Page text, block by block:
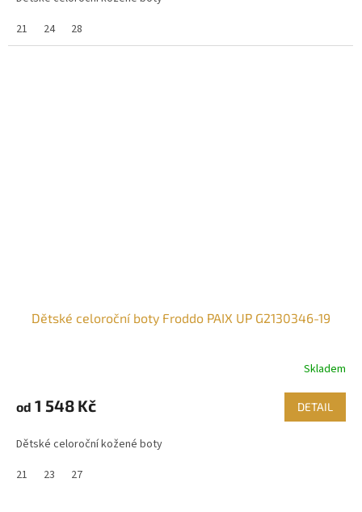
21
24 28
Dětské celoroční boty Froddo PAIX UP G2130346-19
Skladem
od 1 548 Kč DETAIL
Dětské celoroční kožené boty
21
23 27